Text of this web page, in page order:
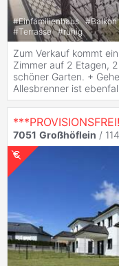
#Einfamilienhaus #Balkon
#Terrasse #ruhig
Zum Verkauf kommt
Zimmer auf 2 Etagen,
schöner Garten. +
Allesbrenner ist
7051 Großhöflein /